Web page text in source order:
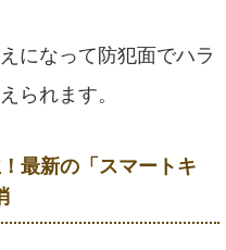
になって防犯面でハラ
られます。
最新の「スマートキ